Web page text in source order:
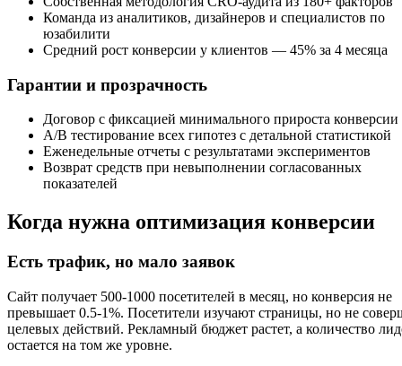
Команда из аналитиков, дизайнеров и специалистов по
юзабилити
Средний рост конверсии у клиентов — 45% за 4 месяца
Гарантии и прозрачность
Договор с фиксацией минимального прироста конверсии
A/B тестирование всех гипотез с детальной статистикой
Еженедельные отчеты с результатами экспериментов
Возврат средств при невыполнении согласованных
показателей
Когда нужна оптимизация конверсии
Есть трафик, но мало заявок
Сайт получает 500-1000 посетителей в месяц, но конверсия не
превышает 0.5-1%. Посетители изучают страницы, но не
целевых действий. Рекламный бюджет растет, а количество
остается на том же уровне.